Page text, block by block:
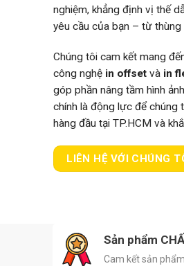
nghiệm, khẳng định vị thế
yêu cầu của bạn – từ
Chúng tôi cam kết mang
công nghệ in offset và in
góp phần nâng tầm hình
chính là động lực để chúng
hàng đầu tại TP.HCM và
LIÊN HỆ VỚI CHÚNG
Sản phẩm
Cam kết sản